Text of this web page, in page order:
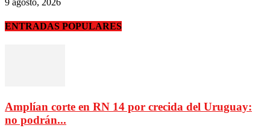
9 agosto, 2026
ENTRADAS POPULARES
Amplían corte en RN 14 por crecida del Uruguay:
no podrán...